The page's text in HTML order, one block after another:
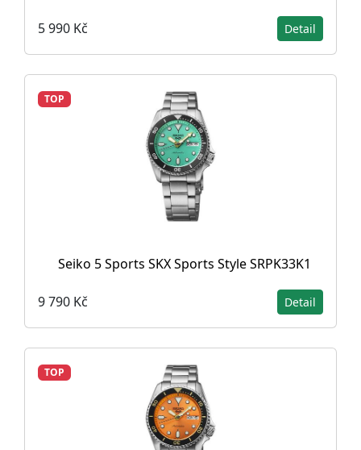
5 990 Kč Detail
TOP
Seiko 5 Sports SKX Sports Style SRPK33K1
9 790 Kč Detail
TOP